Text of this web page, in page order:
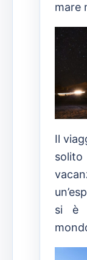
mare
Il
si è